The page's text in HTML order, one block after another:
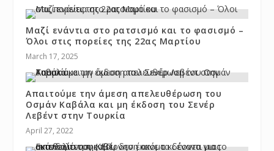
Μαζί ενάντια στο ρατσισμό και το φασισμό –
Όλοι στις πορείες της 22ας Μαρτίου
March 17, 2025
Απαιτούμε την άμεση απελευθέρωση του
Οσμάν Καβάλα και μη έκδοση του Σενέρ
Λεβέντ στην Τουρκία
April 27, 2022